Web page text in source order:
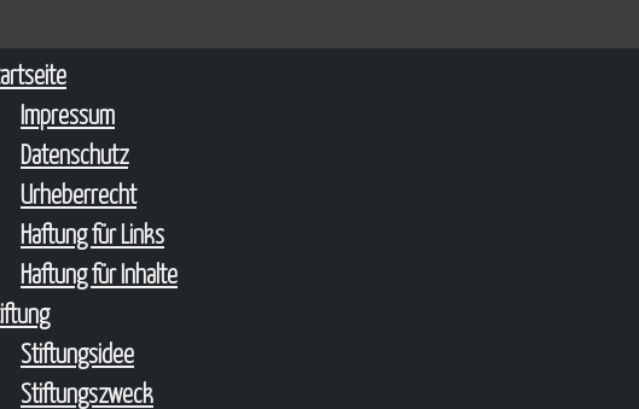
Impressum
Datenschutz
Urheberrecht
Haftung für Links
Haftung für Inhalte
Stiftungsidee
Stiftungszweck